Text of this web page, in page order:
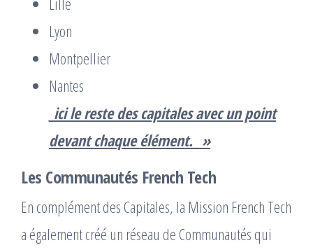
Lyon
Montpellier
Nantes
_ici le reste des capitales avec un point
devant chaque élément._ »
Les Communautés French Tech
En complément des Capitales, la Mission French Tech
a également créé un réseau de Communautés qui